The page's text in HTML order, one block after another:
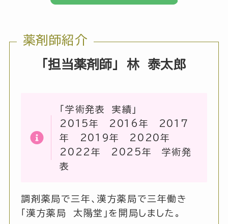
薬剤師紹介
「担当薬剤師」 林 泰太郎
「学術発表 実績」
2015年 2016年 2017
年 2019年 2020年
2022年 2025年 学術発
表
調剤薬局で三年、漢方薬局で三年働き
「漢方薬局 太陽堂」を開局しました。